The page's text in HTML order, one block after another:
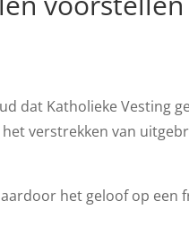
dat Katholieke Vesting
verstrekken van
het geloof op een